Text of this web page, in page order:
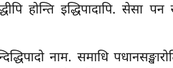
होन्ति इद्धिपादापि. सेसा
नाम. समाधि